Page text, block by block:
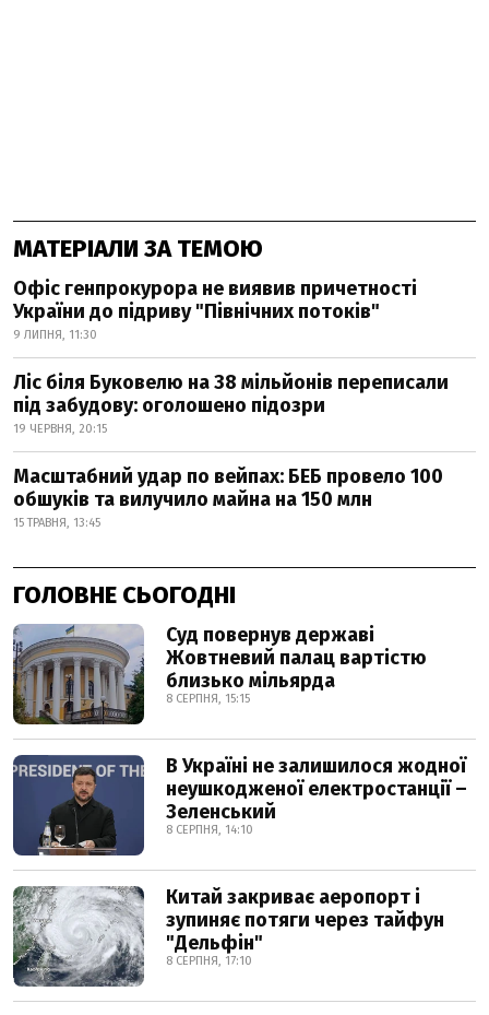
МАТЕРІАЛИ ЗА ТЕМОЮ
Офіс генпрокурора не виявив причетності
України до підриву "Північних потоків"
9 ЛИПНЯ, 11:30
Ліс біля Буковелю на 38 мільйонів переписали
під забудову: оголошено підозри
19 ЧЕРВНЯ, 20:15
Масштабний удар по вейпах: БЕБ провело 100
обшуків та вилучило майна на 150 млн
15 ТРАВНЯ, 13:45
ГОЛОВНЕ СЬОГОДНІ
Суд повернув державі
Жовтневий палац вартістю
близько мільярда
8 СЕРПНЯ, 15:15
В Україні не залишилося жодної
неушкодженої електростанції –
Зеленський
8 СЕРПНЯ, 14:10
Китай закриває аеропорт і
зупиняє потяги через тайфун
"Дельфін"
8 СЕРПНЯ, 17:10